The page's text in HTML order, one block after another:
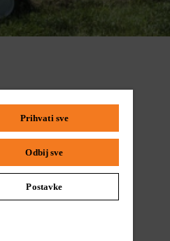
upotrebu
Prihvati sve
Odbij sve
Postavke